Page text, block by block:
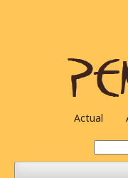
Actual